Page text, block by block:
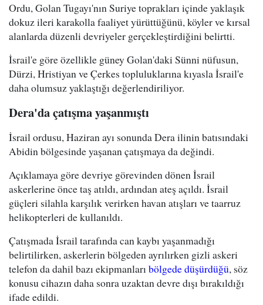
Ordu, Golan Tugayı'nın Suriye toprakları içinde yaklaşık
dokuz ileri karakolla faaliyet yürüttüğünü, köyler ve kırsal
alanlarda düzenli devriyeler gerçekleştirdiğini belirtti.
İsrail'e göre özellikle güney Golan'daki Sünni nüfusun,
Dürzi, Hristiyan ve Çerkes topluluklarına kıyasla İsrail'e
daha olumsuz yaklaştığı değerlendiriliyor.
Dera'da çatışma yaşanmıştı
İsrail ordusu, Haziran ayı sonunda Dera ilinin batısındaki
Abidin bölgesinde yaşanan çatışmaya da değindi.
Açıklamaya göre devriye görevinden dönen İsrail
askerlerine önce taş atıldı, ardından ateş açıldı. İsrail
güçleri silahla karşılık verirken havan atışları ve taarruz
helikopterleri de kullanıldı.
Çatışmada İsrail tarafında can kaybı yaşanmadığı
belirtilirken, askerlerin bölgeden ayrılırken gizli askeri
telefon da dahil bazı ekipmanlarıbölgede düşürdüğü, söz
konusu cihazın daha sonra uzaktan devre dışı bırakıldığı
ifade edildi.